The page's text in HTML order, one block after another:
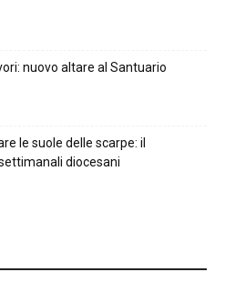
nuovo altare al Santuario
le suole delle scarpe: il
diocesani